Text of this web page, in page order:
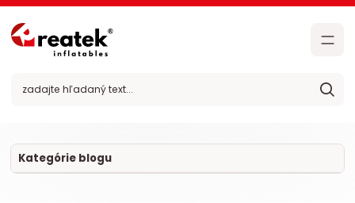
Kategórie blogu